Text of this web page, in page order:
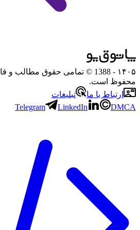
۱۴۰۵
- 1388 © تمامی حقوق مطالب و
محفوظ است.
ارتباط با ما
تبلیغات
Telegram
LinkedIn DMCA